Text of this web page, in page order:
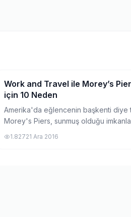
Work and Travel İşverenleri
Work and Travel ile Morey’s
için 10 Neden
Amerika'da eğlencenin başkenti diye
Morey's Piers, sunmuş olduğu
1.82721 Ara 2016